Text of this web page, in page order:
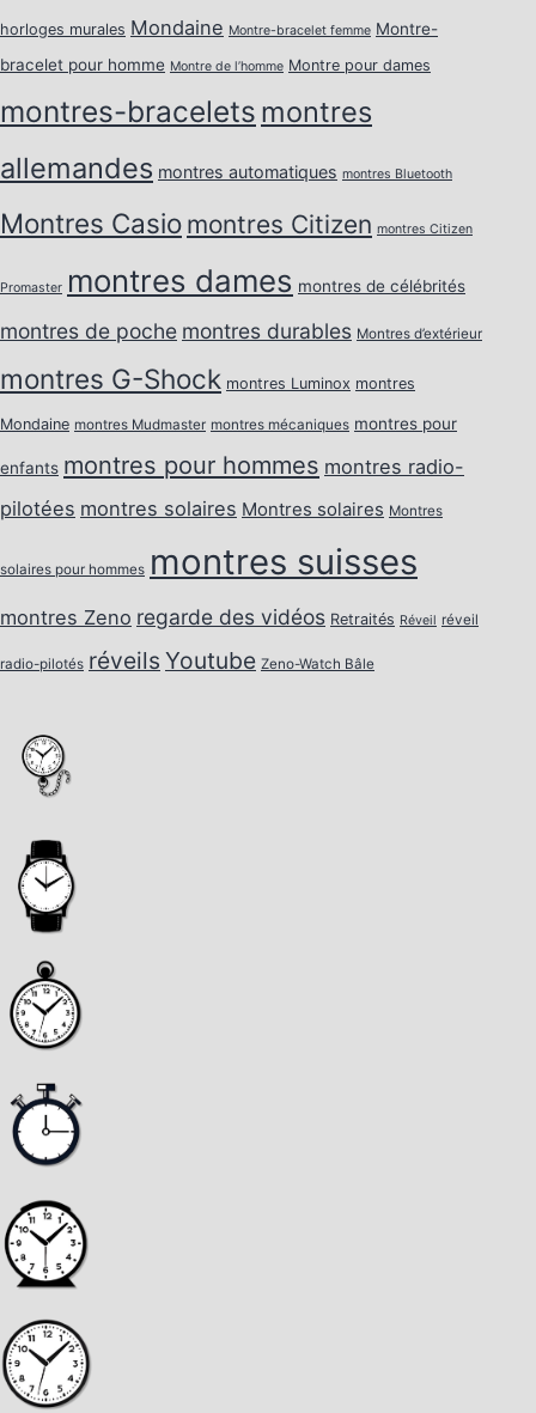
horloges murales Mondaine Montre-bracelet femme Montre-
bracelet pour homme Montre de l’homme Montre pour dames
montres-bracelets montres
allemandes montres automatiques montres Bluetooth
Montres Casio montres Citizen montres Citizen
Promaster montres dames montres de célébrités
montres de poche montres durables Montres d’extérieur
montres G-Shock montres Luminox montres
Mondaine montres Mudmaster montres mécaniques montres pour
enfants montres pour hommes montres radio-
pilotées montres solaires Montres solaires Montres
solaires pour hommes montres suisses
montres Zeno regarde des vidéos Retraités Réveil réveil
radio-pilotés réveils Youtube Zeno-Watch Bâle